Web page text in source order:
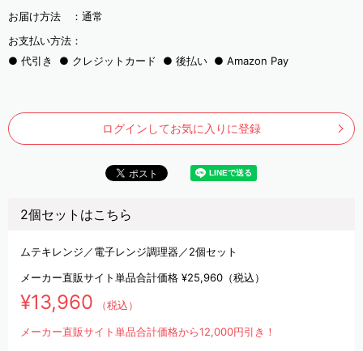
お届け方法 ： 通常
お支払い方法：
代引き
クレジットカード 後払い Amazon Pay
ログインしてお気に入りに登録
2個セットはこちら
ムテキレンジ／電子レンジ調理器／2個セット
メーカー直販サイト単品合計価格 ¥25,960 （税込）
¥13,960 （税込）
メーカー直販サイト単品合計価格から12,000円引き！